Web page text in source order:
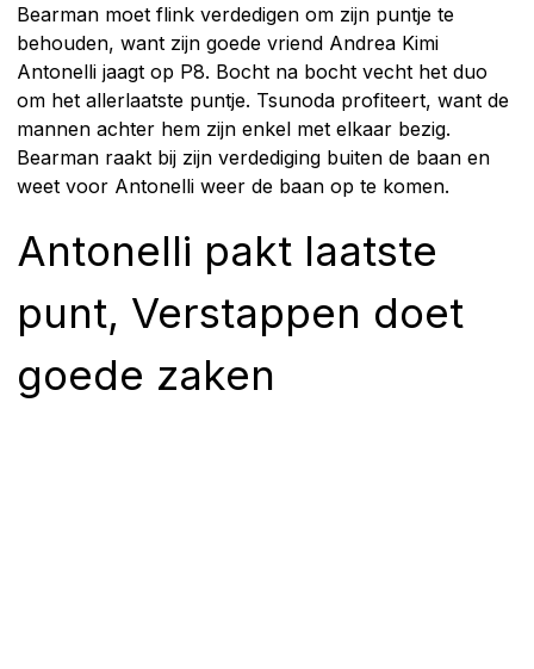
Bearman moet flink verdedigen om zijn puntje te
behouden, want zijn goede vriend Andrea Kimi
Antonelli jaagt op P8. Bocht na bocht vecht het duo
om het allerlaatste puntje. Tsunoda profiteert, want de
mannen achter hem zijn enkel met elkaar bezig.
Bearman raakt bij zijn verdediging buiten de baan en
weet voor Antonelli weer de baan op te komen.
Antonelli pakt laatste
punt, Verstappen doet
goede zaken